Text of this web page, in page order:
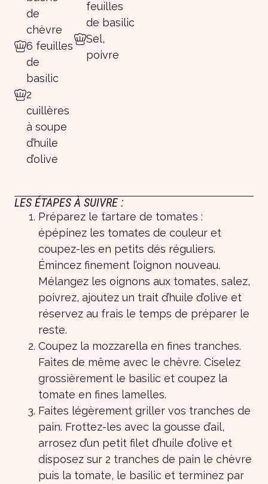
de
chèvre
6 feuilles
de
basilic
2
cuillères
à soupe
d’huile
d’olive
feuilles
de basilic
Sel,
poivre
LES ÉTAPES À SUIVRE :
Préparez le tartare de tomates :
épépinez les tomates de couleur et
coupez-les en petits dés réguliers.
Émincez finement l’oignon nouveau.
Mélangez les oignons aux tomates, salez,
poivrez, ajoutez un trait d’huile d’olive et
réservez au frais le temps de préparer le
reste.
Coupez la mozzarella en fines tranches.
Faites de même avec le chèvre. Ciselez
grossièrement le basilic et coupez la
tomate en fines lamelles.
Faites légèrement griller vos tranches de
pain. Frottez-les avec la gousse d’ail,
arrosez d’un petit filet d’huile d’olive et
disposez sur 2 tranches de pain le chèvre
puis la tomate, le basilic et terminez par